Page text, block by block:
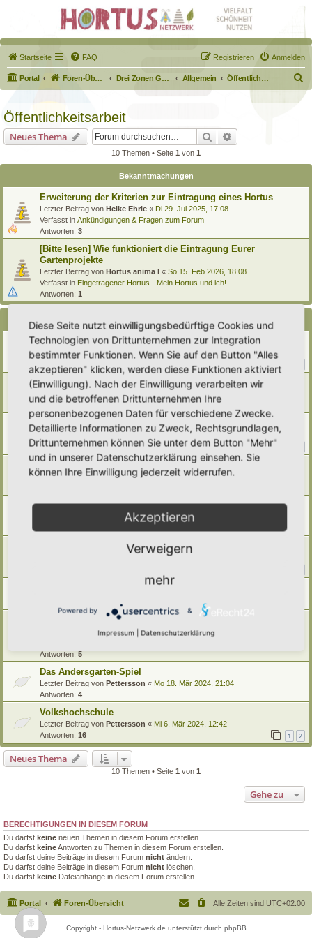
Startseite FAQ Anmelden
Registrieren
Portal Foren-Übersicht Drei Zonen Garten Allgemein Öffentlichkeitsarbeit
u
Öffentlichkeitsarbeit
Neues Thema Suche
10 Themen • Seite 1 von 1
Bekanntmachungen
Erweiterung der Kriterien zur Eintragung eines Hortus
Letzter Beitrag von Heike Ehrle « Di 29. Jul 2025, 17:08
Verfasst in Ankündigungen & Fragen zum Forum
Antworten: 3
[Bitte lesen] Wie funktioniert die Eintragung Eurer
Gartenprojekte
Letzter Beitrag von Hortus anima l « So 15. Feb 2026, 18:08
Verfasst in Eingetragener Hortus - Mein Hortus und ich!
Antworten: 1
Genossenschaftsbauten
Letzter Beitrag vonUmkraut «Fr 31. Jul 2026, 23:37
Antworten:
Vogel- und Igeltränke auf dem Friedhof
Letzter Beitrag von Poco Loco «Sa 11. Jul 2026, 21:53
Antworten: 6
Baumpatenschaft
Letzter Beitrag von Umkraut« Di 7. Jul 2026, 11:17
Antworten:11
hat jemand ein aktuelles Thema Bayern?
Letzter Beitrag vonAnne«Sa 27. Jun 2026, 08:13
Schilder und Flyer
« Sa 7. Mär 2026, 06:05
Sa 14. Sep 2024, 18:26
Artenfocus Niedersachsen
Fotos für Vortrag/ Webinar gesucht - Danke für Eure
Unterstützung
Antworten: 5
Das Andersgarten-Spiel
Letzter Beitrag von Pettersson « Mo 18. Mär 2024, 21:04
Antworten: 4
Volkshochschule
Letzter Beitrag von Pettersson « Mi 6. Mär 2024, 12:42
Antworten: 16 1 2
Neues Thema
10 Themen • Seite 1 von 1
Gehe zu
BERECHTIGUNGEN IN DIESEM FORUM
Du darfst keine neuen Themen in diesem Forum erstellen.
Du darfst keineAntworten zu Themen in diesem Forum erstellen.
Du darfst deine Beiträge in diesem Forum nicht ändern.
Du darfst deine Beiträge in diesem Forum nicht löschen.
Du darfst keine Dateianhänge in diesem Forum erstellen.
Portal Foren-Übersicht Alle Zeiten sind UTC+02:00
Copyright - Hortus-Netzwerk.de unterstützt durch phpBB
Diese Seite nutzt einwilligungsbedürftige Cookies und
Technologien von Drittunternehmen zur Integration
bestimmter Funktionen. Wenn Sie auf den Button "Alles
akzeptieren" klicken, werden diese Funktionen aktiviert
(Einwilligung). Nach der Einwilligung verarbeiten wir
und die betroffenen Drittunternehmen Ihre
personenbezogenen Daten für verschiedene Zwecke.
Detaillierte Informationen zu Zweck, Rechtsgrundlagen,
Drittunternehmen können Sie unter dem Button "Mehr"
und in unserer Datenschutzerklärung einsehen. Sie
können Ihre Einwilligung jederzeit widerrufen.
Akzeptieren
Verweigern
mehr
Powered by &
Impressum Datenschutzerklärung